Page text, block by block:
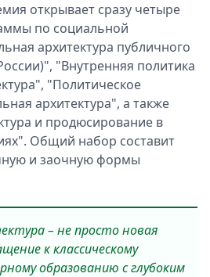
открывает сразу четыре
по социальной
архитектура публичного
"Внутренняя политика
"Политическое
архитектура", а также
и продюсирование в
Общий набор составит
и заочную формы
– не просто новая
к классическому
образованию с глубоким